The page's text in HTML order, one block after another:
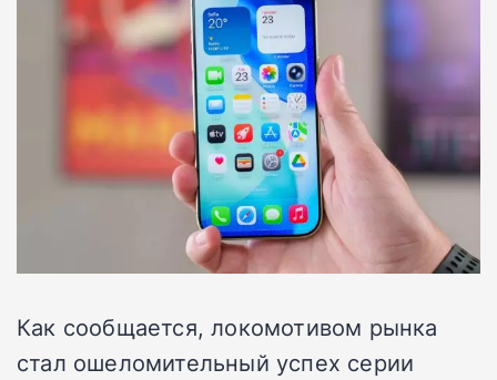
Как сообщается, локомотивом рынка
стал ошеломительный успех серии